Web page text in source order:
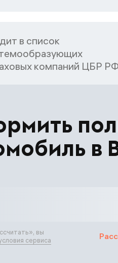
в список
компаний ЦБP
в
», вы
сервиса